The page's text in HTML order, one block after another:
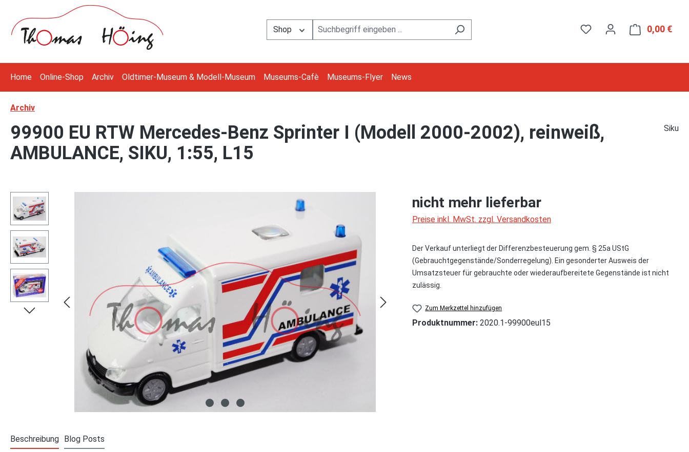
Hauptinhalt springen
Zur Suche springen
Zur Hauptnavigation springen
Shop
0,00 €
Home Online-Shop Archiv Oldtimer-Museum & Modell-Museum Museums-Cafè Museums-Flyer News
Archiv
99900 EU RTW Mercedes-Benz Sprinter I (Modell 2000-2002), reinweiß,
AMBULANCE, SIKU, 1:55, L15
Siku
Bildergalerie überspringen nicht mehr lieferbar
Preise inkl. MwSt. zzgl. Versandkosten
Der Verkauf unterliegt der Differenzbesteuerung gem. § 25a UStG
(Gebrauchtgegenstände/Sonderregelung). Ein gesonderter Ausweis der
Umsatzsteuer für gebrauchte oder wiederaufbereitete Gegenstände ist nicht
zulässig.
Zum Merkzettel hinzufügen
Produktnummer: 2020.1-99900eul15
Beschreibung Blog Posts